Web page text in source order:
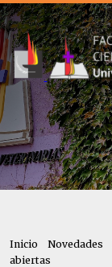
Inicio Novedades
abiertas